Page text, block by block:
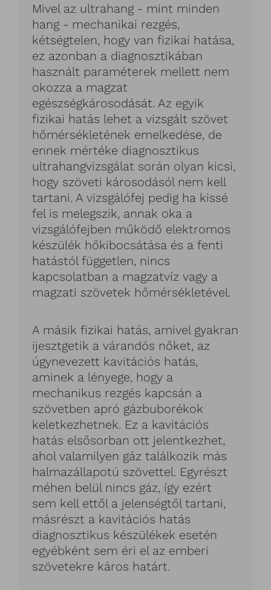
Mivel az ultrahang - mint minden
hang - mechanikai rezgés,
kétségtelen, hogy van fizikai hatása,
ez azonban a diagnosztikában
használt paraméterek mellett nem
okozza a magzat
egészségkárosodását. Az egyik
fizikai hatás lehet a vizsgált szövet
hőmérsékletének emelkedése, de
ennek mértéke diagnosztikus
ultrahangvizsgálat során olyan kicsi,
hogy szöveti károsodásól nem kell
tartani. A vizsgálófej pedig ha kissé
fel is melegszik, annak oka a
vizsgálófejben működő elektromos
készülék hőkibocsátása és a fenti
hatástól független, nincs
kapcsolatban a magzatvíz vagy a
magzati szövetek hőmérsékletével.
A másik fizikai hatás, amivel gyakran
ijesztgetik a várandós nőket, az
úgynevezett kavitációs hatás,
aminek a lényege, hogy a
mechanikus rezgés kapcsán a
szövetben apró gázbuborékok
keletkezhetnek. Ez a kavitációs
hatás elsősorban ott jelentkezhet,
ahol valamilyen gáz találkozik más
halmazállapotú szövettel. Egyrészt
méhen belül nincs gáz, így ezért
sem kell ettől a jelenségtől tartani,
másrészt a kavitációs hatás
diagnosztikus készülékek esetén
egyébként sem éri el az emberi
szövetekre káros határt.